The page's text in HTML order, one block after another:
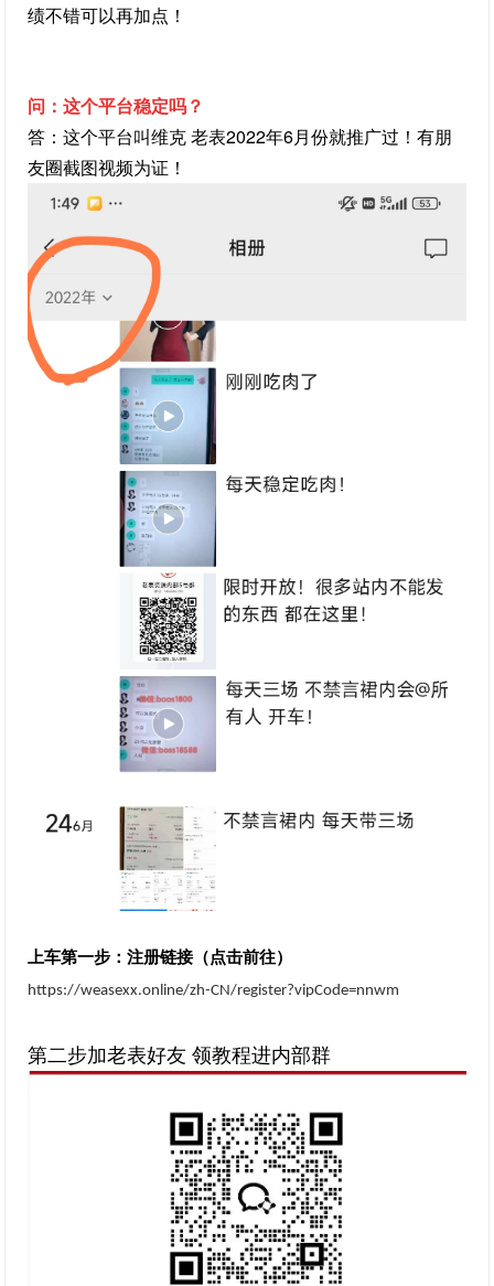
绩不错可以再加点！
问：这个平台稳定吗？
答：这个平台叫维克 老表2022年6月份就推广过！有朋
友圈截图视频为证！
上车第一步：注册链接（点击前往）
https://weasexx.online/zh-CN/register?vipCode=nnwm
第二步加老表好友 领教程进内部群